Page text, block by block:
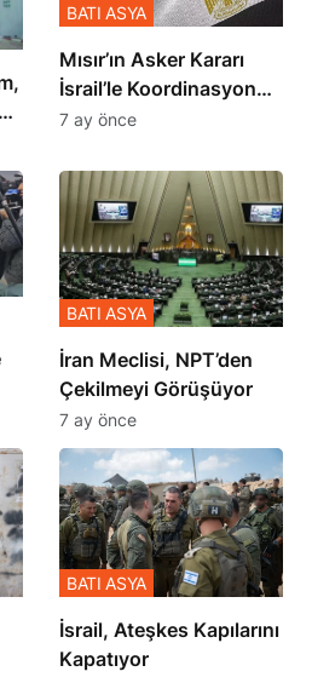
Mısır’ın Asker Kararı
İsrail’le Koordinasyon
İçinde Gerçekleşmiş
BATI ASYA
7 ay önce
İran Meclisi, NPT’den
Çekilmeyi Görüşüyor
BATI ASYA
7 ay önce
İsrail, Ateşkes Kapılarını
Kapatıyor
BATI ASYA